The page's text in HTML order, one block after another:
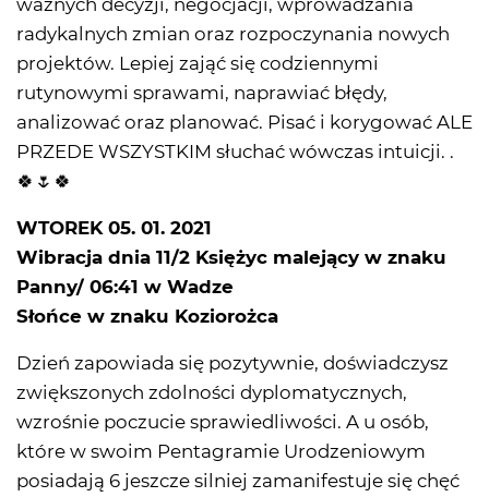
ważnych decyzji, negocjacji, wprowadzania
radykalnych zmian oraz rozpoczynania nowych
projektów. Lepiej zająć się codziennymi
rutynowymi sprawami, naprawiać błędy,
analizować oraz planować. Pisać i korygować ALE
PRZEDE WSZYSTKIM słuchać wówczas intuicji. .
🍀🌷🍀
WTOREK 05. 01. 2021
Wibracja dnia 11/2 Księżyc malejący w znaku
Panny/ 06:41 w Wadze
Słońce w znaku Koziorożca
Dzień zapowiada się pozytywnie, doświadczysz
zwiększonych zdolności dyplomatycznych,
wzrośnie poczucie sprawiedliwości. A u osób,
które w swoim Pentagramie Urodzeniowym
posiadają 6 jeszcze silniej zamanifestuje się chęć